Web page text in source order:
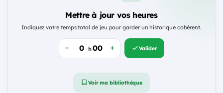
Mettre à jour vos heures
Indiquez votre temps total de jeu pour garder un historique cohérent.
h Valider
Voir ma bibliothèque